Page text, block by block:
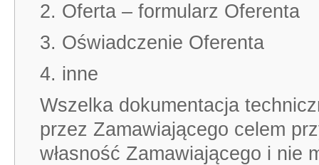
2. Oferta – formularz Oferenta
3. Oświadczenie Oferenta
4. inne
Wszelka dokumentacja
przez Zamawiającego celem
własność Zamawiającego i nie